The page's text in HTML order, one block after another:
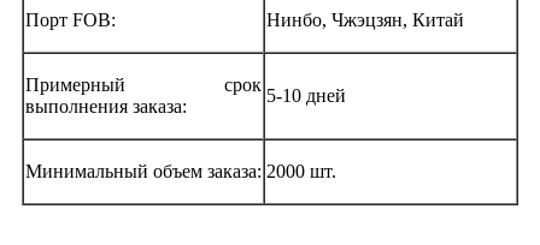
Порт FOB: Нинбо, Чжэцзян, Китай
Примерный срок
выполнения заказа:
5-10 дней
Минимальный объем заказа: 2000 шт.